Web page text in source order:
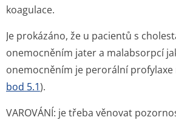
koagulace.
Je prokázáno, že u pacientů s
onemocněním jater a malabsorpcí
onemocněním je perorální profylaxe
bod 5.1).
VAROVÁNÍ: je třeba věnovat